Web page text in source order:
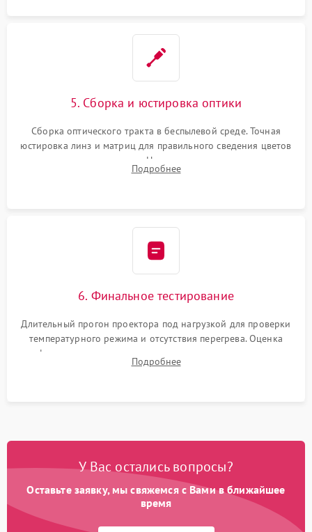
5. Сборка и юстировка оптики
Сборка оптического тракта в беспылевой среде. Точная
юстировка линз и матриц для правильного сведения цветов
и устранения размытия. Надежное подключение всех
шлейфов, установка датчиков и закрытие корпуса
Подробнее
6. Финальное тестирование
Длительный прогон проектора под нагрузкой для проверки
температурного режима и отсутствия перегрева. Оценка
фокуса, контрастности и цветопередачи на тестовых
таблицах. Проверка работы всех видеовходов и кнопок
Подробнее
У Вас остались вопросы?
Оставьте заявку, мы свяжемся с Вами в ближайшее
время